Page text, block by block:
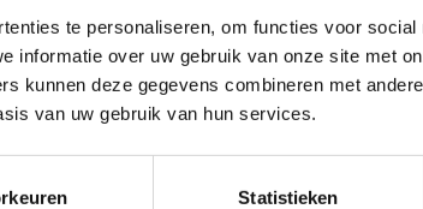
te personaliseren, om functies voor social
informatie over uw gebruik van onze site met
kunnen deze gegevens combineren met
van uw gebruik van hun services.
Statistieken